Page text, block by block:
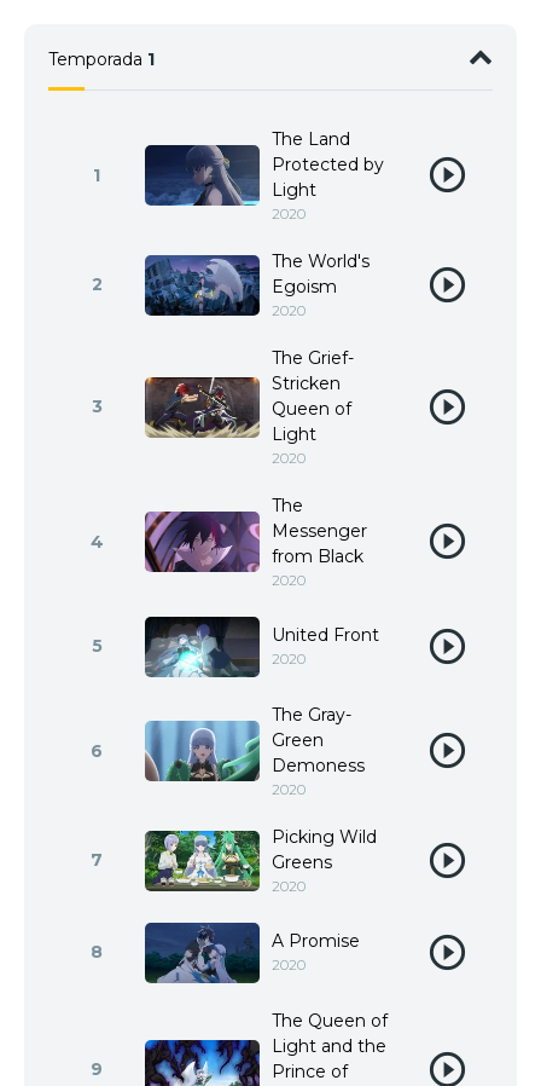
Temporada 1
1
The Land
Protected by
Light
2020
2
The World's
Egoism
2020
3
The Grief-
Stricken
Queen of
Light
2020
4
The
Messenger
from Black
2020
5 United Front
2020
6
The Gray-
Green
Demoness
2020
7
Picking Wild
Greens
2020
8 A Promise
2020
9
The Queen of
Light and the
Prince of